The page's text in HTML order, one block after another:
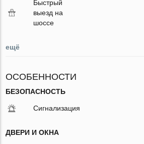
Быстрый
выезд на
шоссе
ещё
ОСОБЕННОСТИ
БЕЗОПАСНОСТЬ
Сигнализация
ДВЕРИ И ОКНА